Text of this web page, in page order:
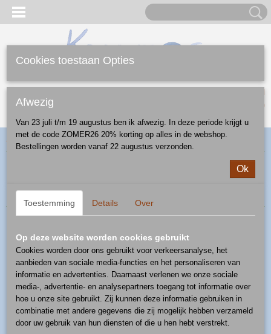
(0)
Home >Webshop>Feestdagen> Pasen
Cookies toestaan Opties
Afwezig
Van 23 juli t/m 19 augustus ben ik afwezig. In deze periode krijgt u
met de code ZOMER26 20% korting op alles in de webshop.
Bestellingen worden vanaf 22 augustus verzonden.
Ok
Toestemming Details Over
Op deze website worden cookies gebruikt
Cookies worden door ons gebruikt voor verkeersanalyse, het
aanbieden van sociale media-functies en het personaliseren van
informatie en advertenties. Daarnaast verlenen we onze sociale
media-, advertentie- en analysepartners toegang tot informatie over
hoe u onze site gebruikt. Zij kunnen deze informatie gebruiken in
combinatie met andere gegevens die zij mogelijk hebben verzameld
door uw gebruik van hun diensten of die u hen hebt verstrekt.